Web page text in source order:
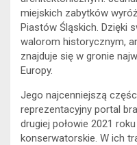
miejskich zabytków
Piastów Śląskich. Dzięki
walorom historycznym,
znajduje się w gronie
Europy.
Jego najcenniejszą
reprezentacyjny portal
drugiej połowie 2021
konserwatorskie. W ich